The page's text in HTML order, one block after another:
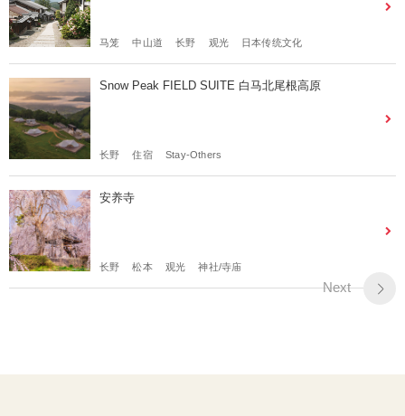
马笼 中山道 长野 观光 日本传统文化
Snow Peak FIELD SUITE 白马北尾根高原
长野 住宿 Stay-Others
安养寺
长野 松本 观光 神社/寺庙
Next